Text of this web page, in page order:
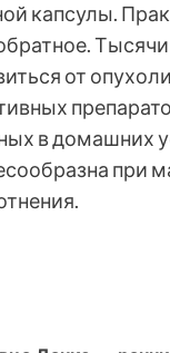
капсулы.
от
в домашних
при